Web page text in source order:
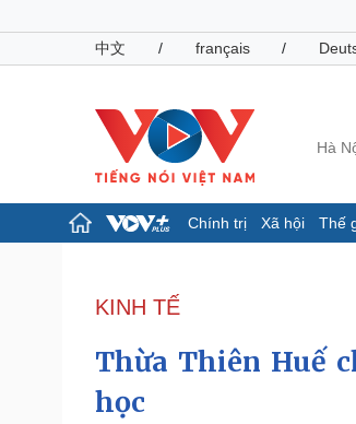
中文
/ français /
Hà
Chính trị Xã hội Thế
Đảng
Tổ chức nhân sự
Nhận diện sự thật
Dấu
KINH TẾ
Thừa Thiên Huế
học